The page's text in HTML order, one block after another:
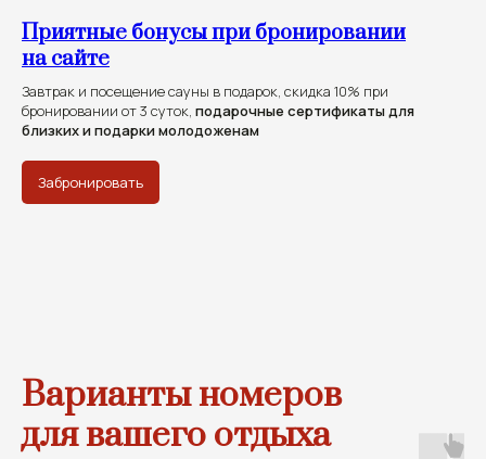
Приятные бонусы при бронировании
на сайте
Завтрак и посещение сауны в подарок, скидка 10% при
бронировании от 3 суток, подарочные сертификаты для
близких и подарки молодоженам
Забронировать
Варианты номеров
для вашего отдыха